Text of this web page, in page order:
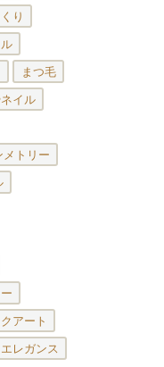
り
まつ毛
イル
メトリー
アート
エレガンス